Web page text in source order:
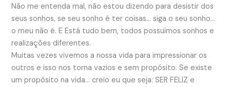
Não me entenda mal, não estou dizendo para desistir dos
seus sonhos, se seu sonho é ter coisas… siga o seu sonho…
o meu não é. E Está tudo bem, todos possuímos sonhos e
realizações diferentes.
Muitas vezes vivemos a nossa vida para impressionar os
outros e isso nos torna vazios e sem propósito. Se existe
um propósito na vida… creio eu que seja: SER FELIZ e